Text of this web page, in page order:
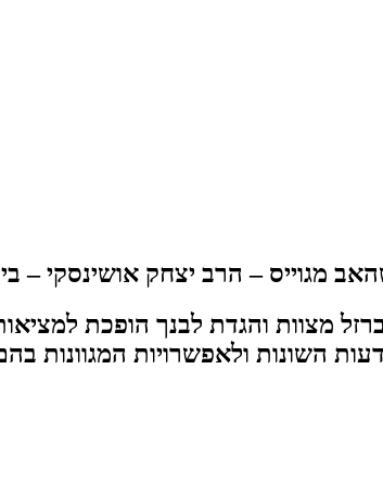
מגוייס – הרב יצחק אושינסקי –
מצוות והגדת לבנך הופכת
השונות ולאפשרויות המגוונות